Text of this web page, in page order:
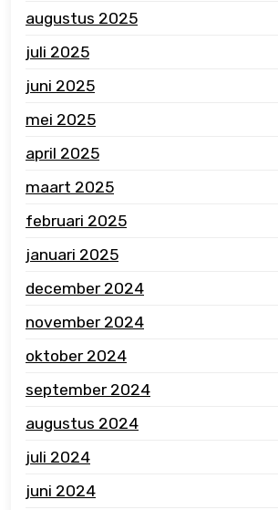
augustus 2025
juli 2025
juni 2025
mei 2025
april 2025
maart 2025
februari 2025
januari 2025
december 2024
november 2024
oktober 2024
september 2024
augustus 2024
juli 2024
juni 2024